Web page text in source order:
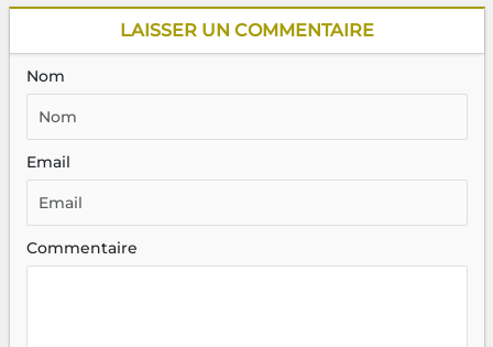
LAISSER UN COMMENTAIRE
Nom
Email
Commentaire